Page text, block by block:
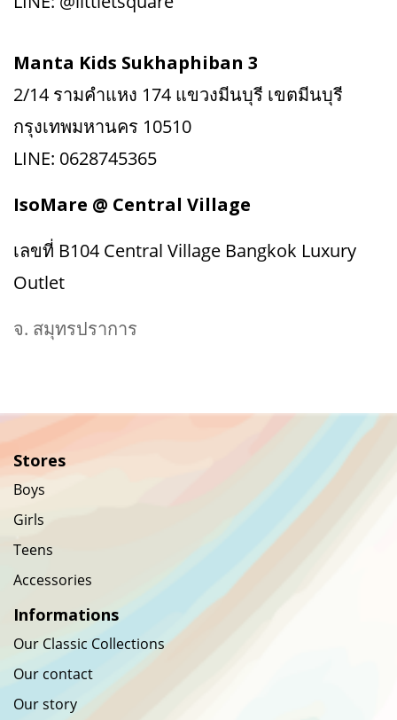
Manta Kids Sukhaphiban 3
2/14 รามคำแหง 174 แขวงมีนบุรี เขตมีนบุรี
กรุงเทพมหานคร 10510
LINE: 0628745365
IsoMare @ Central Village
เลขที่ B104 Central Village Bangkok Luxury
Outlet
จ. สมุทรปราการ
Stores
Boys
Girls
Teens
Accessories
Informations
Our Classic Collections
Our contact
Our story